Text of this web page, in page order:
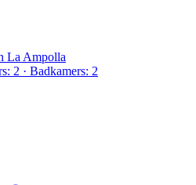
La Ampolla
2 · Badkamers: 2